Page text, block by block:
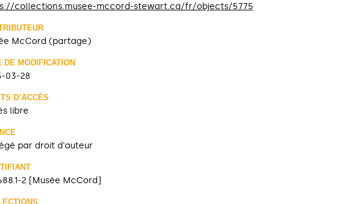
collections.musee-mccord-stewart.ca/fr/objects/5775
McCord (partage)
DE MODIFICATION
03-28
D’ACCÈS
libre
par droit d'auteur
2 [Musée McCord]